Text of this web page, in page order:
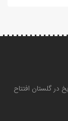
در گلستان افتتاح